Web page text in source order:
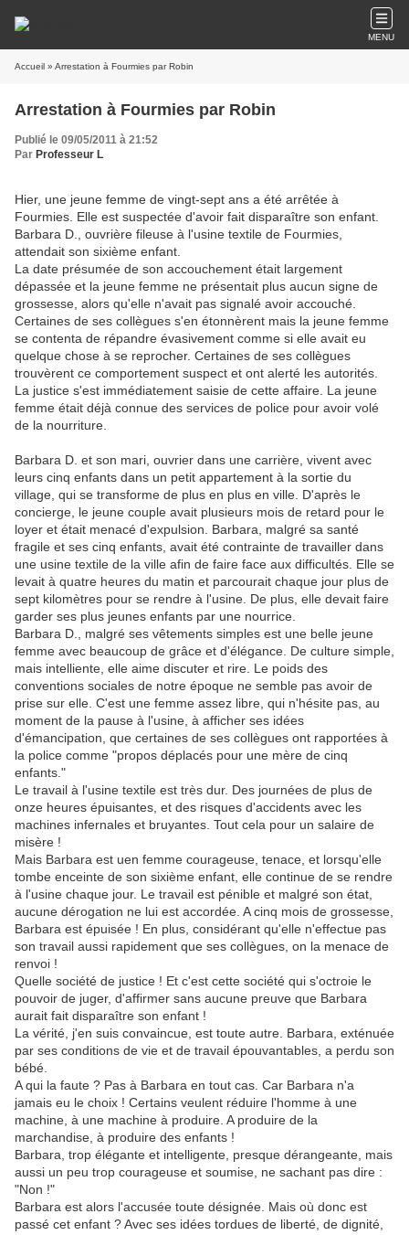
MENU
Accueil » Arrestation à Fourmies par Robin
Arrestation à Fourmies par Robin
Publié le 09/05/2011 à 21:52
Par Professeur L
Hier, une jeune femme de vingt-sept ans a été arrêtée à
Fourmies. Elle est suspectée d'avoir fait disparaître son enfant.
Barbara D., ouvrière fileuse à l'usine textile de Fourmies,
attendait son sixième enfant.
La date présumée de son accouchement était largement
dépassée et la jeune femme ne présentait plus aucun signe de
grossesse, alors qu'elle n'avait pas signalé avoir accouché.
Certaines de ses collègues s'en étonnèrent mais la jeune femme
se contenta de répandre évasivement comme si elle avait eu
quelque chose à se reprocher. Certaines de ses collègues
trouvèrent ce comportement suspect et ont alerté les autorités.
La justice s'est immédiatement saisie de cette affaire. La jeune
femme était déjà connue des services de police pour avoir volé
de la nourriture.
Barbara D. et son mari, ouvrier dans une carrière, vivent avec
leurs cinq enfants dans un petit appartement à la sortie du
village, qui se transforme de plus en plus en ville. D'après le
concierge, le jeune couple avait plusieurs mois de retard pour le
loyer et était menacé d'expulsion. Barbara, malgré sa santé
fragile et ses cinq enfants, avait été contrainte de travailler dans
une usine textile de la ville afin de faire face aux difficultés. Elle se
levait à quatre heures du matin et parcourait chaque jour plus de
sept kilomètres pour se rendre à l'usine. De plus, elle devait faire
garder ses plus jeunes enfants par une nourrice.
Barbara D., malgré ses vêtements simples est une belle jeune
femme avec beaucoup de grâce et d'élégance. De culture simple,
mais intelliente, elle aime discuter et rire. Le poids des
conventions sociales de notre époque ne semble pas avoir de
prise sur elle. C'est une femme assez libre, qui n'hésite pas, au
moment de la pause à l'usine, à afficher ses idées
d'émancipation, que certaines de ses collègues ont rapportées à
la police comme "propos déplacés pour une mère de cinq
enfants."
Le travail à l'usine textile est très dur. Des journées de plus de
onze heures épuisantes, et des risques d'accidents avec les
machines infernales et bruyantes. Tout cela pour un salaire de
misère !
Mais Barbara est uen femme courageuse, tenace, et lorsqu'elle
tombe enceinte de son sixième enfant, elle continue de se rendre
à l'usine chaque jour. Le travail est pénible et malgré son état,
aucune dérogation ne lui est accordée. A cinq mois de grossesse,
Barbara est épuisée ! En plus, considérant qu'elle n'effectue pas
son travail aussi rapidement que ses collègues, on la menace de
renvoi !
Quelle société de justice ! Et c'est cette société qui s'octroie le
pouvoir de juger, d'affirmer sans aucune preuve que Barbara
aurait fait disparaître son enfant !
La vérité, j'en suis convaincue, est toute autre. Barbara, exténuée
par ses conditions de vie et de travail épouvantables, a perdu son
bébé.
A qui la faute ? Pas à Barbara en tout cas. Car Barbara n'a
jamais eu le choix ! Certains veulent réduire l'homme à une
machine, à une machine à produire. A produire de la
marchandise, à produire des enfants !
Barbara, trop élégante et intelligente, presque dérangeante, mais
aussi un peu trop courageuse et soumise, ne sachant pas dire :
"Non !"
Barbara est alors l'accusée toute désignée. Mais où donc est
passé cet enfant ? Avec ses idées tordues de liberté, de dignité,